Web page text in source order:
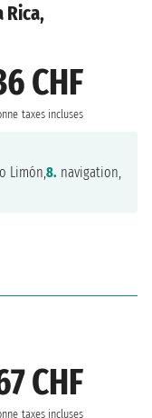
Rica,
CHF
taxes incluses
Limón,8. navigation,
CHF
taxes incluses